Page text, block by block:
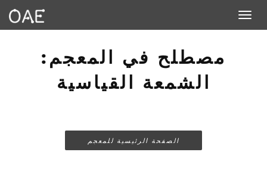
Toggle navigation
مصطلح في المعجم:
الشمعة القياسية
الصفحة الرئيسية للمعجم